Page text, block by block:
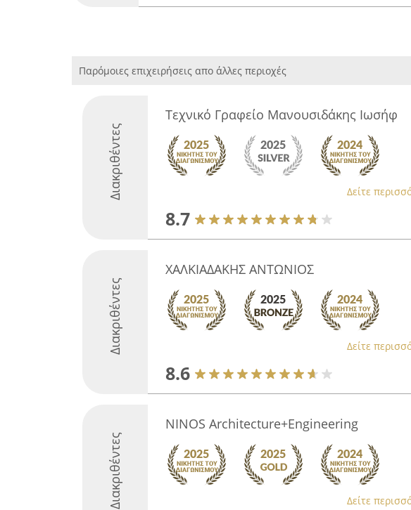
Παρόμοιες επιχειρήσεις απο άλλες περιοχές
Διακριθέντες
Τεχνικό Γραφείο Μανουσιδάκης Ιωσήφ
Δείτε
8.7
Διακριθέντες
ΧΑΛΚΙΑΔΑΚΗΣ ΑΝΤΩΝΙΟΣ
Δείτε
8.6
Διακριθέντες
NINOS Architecture+Engineering
Δείτε